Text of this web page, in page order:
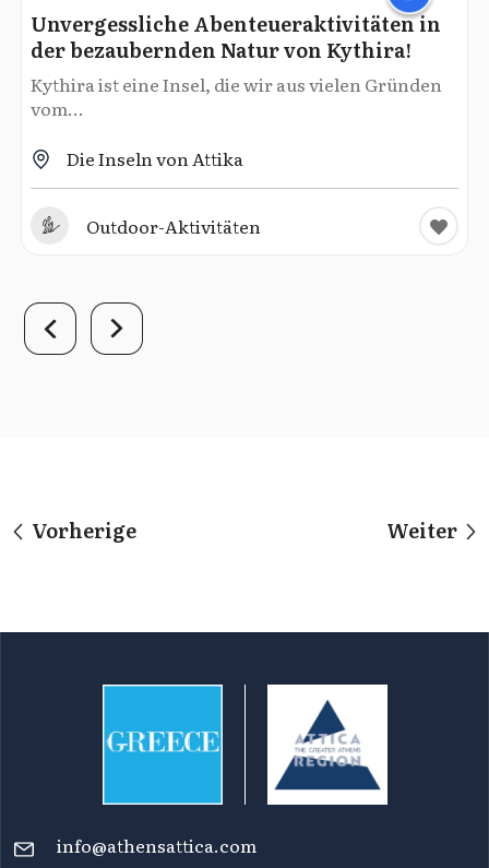
Unvergessliche Abenteueraktivitäten in
der bezaubernden Natur von Kythira!
Kythira ist eine Insel, die wir aus vielen Gründen
vom...
Die Inseln von Attika
Outdoor-Aktivitäten
Vorherige Weiter
info@athensattica.com